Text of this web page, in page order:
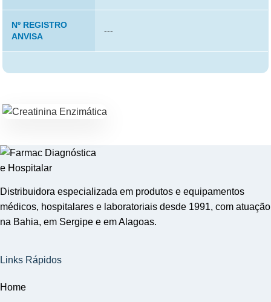
Nº REGISTRO
ANVISA
---
Distribuidora especializada em produtos e equipamentos
médicos, hospitalares e laboratoriais desde 1991, com atuação
na Bahia, em Sergipe e em Alagoas.
Links Rápidos
Home